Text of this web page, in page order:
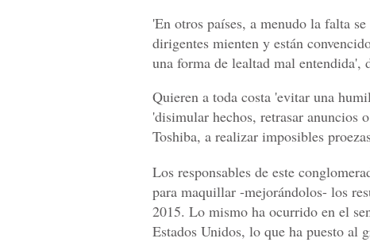
'En otros países, a menudo la falta
dirigentes mienten y están
una forma de lealtad mal entendida',
Quieren a toda costa 'evitar una
'disimular hechos, retrasar anuncios
Toshiba, a realizar imposibles
Los responsables de este
para maquillar -mejorándolos- los
2015. Lo mismo ha ocurrido en el
Estados Unidos, lo que ha puesto al